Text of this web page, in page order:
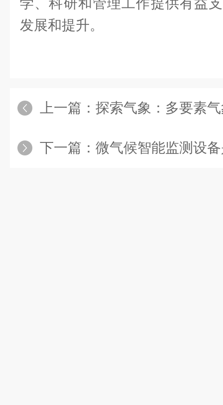
学、科研和管理工作提供有益
发展和提升。
上一篇： 探索气象：多要素气象
下一篇： 微气候智能监测设备是